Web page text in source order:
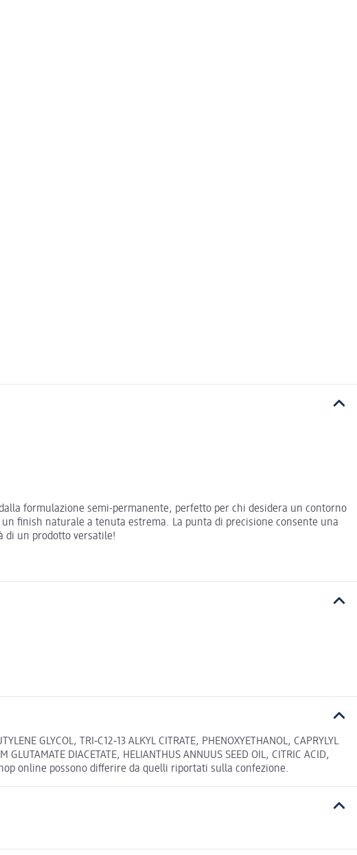
formulazione semi-permanente, perfetto per chi desidera un contorno
finish naturale a tenuta estrema. La punta di precisione consente una
di un prodotto versatile!
GLYCOL, TRI‐C12‐13 ALKYL CITRATE, PHENOXYETHANOL, CAPRYLYL
GLUTAMATE DIACETATE, HELIANTHUS ANNUUS SEED OIL, CITRIC ACID,
online possono differire da quelli riportati sulla confezione.